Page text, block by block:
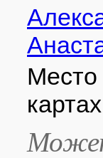
Место
картах